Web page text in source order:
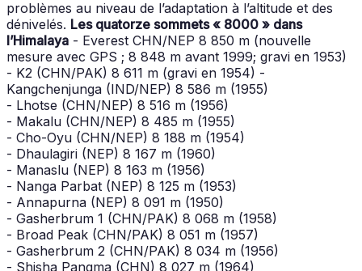
problèmes au niveau de l’adaptation à l’altitude et des
dénivelés. Les quatorze sommets « 8000 » dans
l’Himalaya - Everest CHN/NEP 8 850 m (nouvelle
mesure avec GPS ; 8 848 m avant 1999; gravi en 1953)
- K2 (CHN/PAK) 8 611 m (gravi en 1954) -
Kangchenjunga (IND/NEP) 8 586 m (1955)
- Lhotse (CHN/NEP) 8 516 m (1956)
- Makalu (CHN/NEP) 8 485 m (1955)
- Cho-Oyu (CHN/NEP) 8 188 m (1954)
- Dhaulagiri (NEP) 8 167 m (1960)
- Manaslu (NEP) 8 163 m (1956)
- Nanga Parbat (NEP) 8 125 m (1953)
- Annapurna (NEP) 8 091 m (1950)
- Gasherbrum 1 (CHN/PAK) 8 068 m (1958)
- Broad Peak (CHN/PAK) 8 051 m (1957)
- Gasherbrum 2 (CHN/PAK) 8 034 m (1956)
- Shisha Pangma (CHN) 8 027 m (1964)